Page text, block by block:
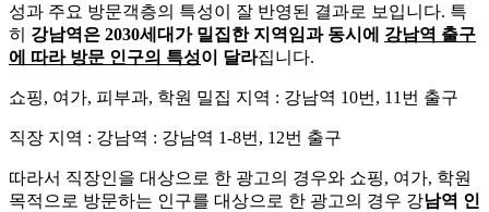
성과 주요 방문객층의 특성이 잘 반영된 결과로 보입니다. 특
히 강남역은 2030세대가 밀집한 지역임과 동시에 강남역 출구
에 따라 방문 인구의 특성이 달라집니다.
쇼핑, 여가, 피부과, 학원 밀집 지역 : 강남역 10번, 11번 출구
직장 지역 : 강남역 : 강남역 1-8번, 12번 출구
따라서 직장인을 대상으로 한 광고의 경우와 쇼핑, 여가, 학원
목적으로 방문하는 인구를 대상으로 한 광고의 경우 강남역 인